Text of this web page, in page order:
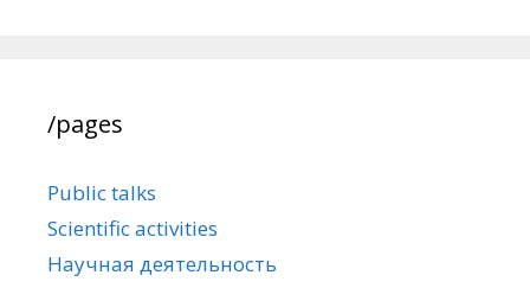
/pages
Public talks
Scientific activities
Научная деятельность